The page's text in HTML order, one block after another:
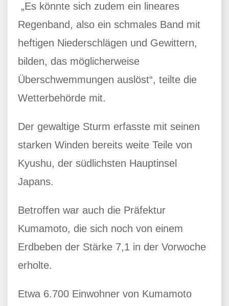
„Es könnte sich zudem ein lineares
Regenband, also ein schmales Band mit
heftigen Niederschlägen und Gewittern,
bilden, das möglicherweise
Überschwemmungen auslöst“, teilte die
Wetterbehörde mit.
Der gewaltige Sturm erfasste mit seinen
starken Winden bereits weite Teile von
Kyushu, der südlichsten Hauptinsel
Japans.
Betroffen war auch die Präfektur
Kumamoto, die sich noch von einem
Erdbeben der Stärke 7,1 in der Vorwoche
erholte.
Etwa 6.700 Einwohner von Kumamoto